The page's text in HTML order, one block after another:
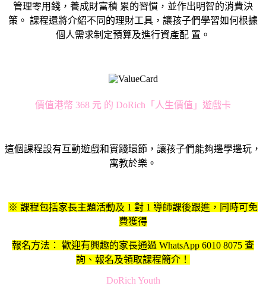
管理零用錢，養成財富積 累的習慣，並作出明智的消費決
策。 課程還將介紹不同的理財工具，讓孩子們學習如何根據
個人需求制定預算及進行資產配 置。
價值港幣 368 元 的 DoRich「人生價值」遊戲卡
這個課程設有互動遊戲和實踐環節，讓孩子們能夠邊學邊玩，
寓教於樂。
※ 課程包括家長主題活動及 1 對 1 導師課後跟進，同時可免
費獲得
報名方法： 歡迎有興趣的家長通過 WhatsApp 6010 8075 查
詢、報名及領取課程簡介！
DoRich Youth